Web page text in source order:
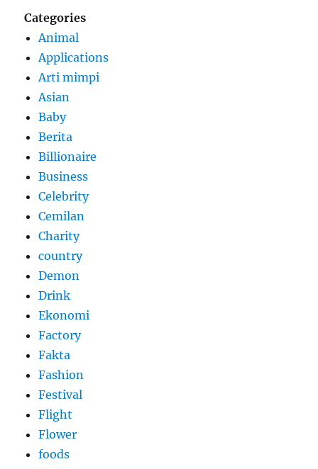
Categories
Animal
Applications
Arti mimpi
Asian
Baby
Berita
Billionaire
Business
Celebrity
Cemilan
Charity
country
Demon
Drink
Ekonomi
Factory
Fakta
Fashion
Festival
Flight
Flower
foods